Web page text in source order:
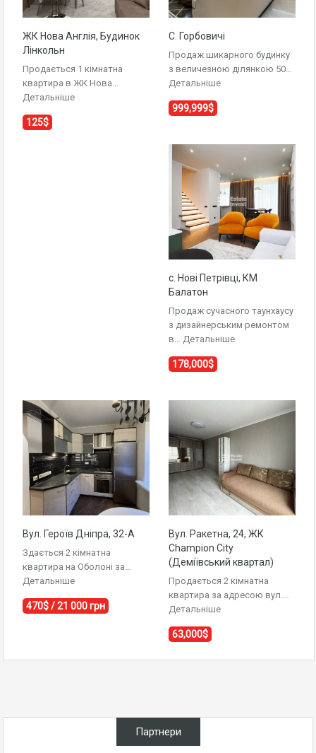
ЖК Нова Англія, Будинок
Лінкольн
Продається 1 кімнатна
квартира в ЖК Нова…
Детальніше
125$
С. Горбовичі
Продаж шикарного будинку
з величезною ділянкою 50…
Детальніше
999,999$
с. Нові Петрівці, КМ
Балатон
Продаж сучасного таунхаусу
з дизайнерським ремонтом
в… Детальніше
178,000$
Вул. Героїв Дніпра, 32-А
Здається 2 кімнатна
квартира на Оболоні за…
Детальніше
470$ / 21 000 грн
Вул. Ракетна, 24, ЖК
Champion City
(Деміївський квартал)
Продається 2 кімнатна
квартира за адресою вул.…
Детальніше
63,000$
Партнери